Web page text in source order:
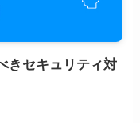
きセキュリティ対